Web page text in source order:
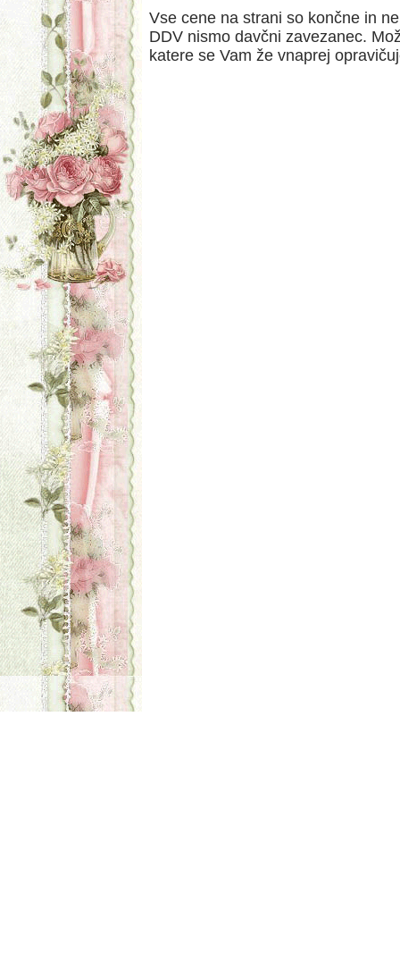
Vse cene na strani so končne in
DDV nismo davčni zavezanec.
katere se Vam že vnaprej